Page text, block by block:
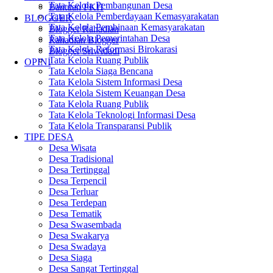
Bantuan PKH
BLOGGER
Blogger Rahadian
Rahadian Blogger
Blogger Sriwidadi
OPINI
Tata Kelola Pembangunan Desa
Tata Kelola Pemberdayaan Kemasyarakatan
Tata Kelola Pembinaan Kemasyarakatan
Tata Kelola Pemerintahan Desa
Tata Kelola Reformasi Birokarasi
Tata Kelola Ruang Publik
Tata Kelola Siaga Bencana
Tata Kelola Sistem Informasi Desa
Tata Kelola Sistem Keuangan Desa
Tata Kelola Ruang Publik
Tata Kelola Teknologi Informasi Desa
Tata Kelola Transparansi Publik
TIPE DESA
Desa Wisata
Desa Tradisional
Desa Tertinggal
Desa Terpencil
Desa Terluar
Desa Terdepan
Desa Tematik
Desa Swasembada
Desa Swakarya
Desa Swadaya
Desa Siaga
Desa Sangat Tertinggal